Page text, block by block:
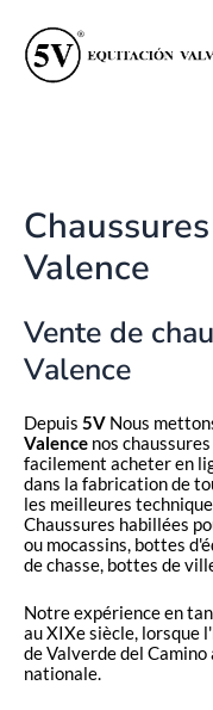
contenu
Valence
Vente de
Valence
Depuis 5V Nous
Valence nos
facilement acheter en
dans la fabrication de
les meilleures
Chaussures habillées
ou mocassins, bottes
de chasse, bottes de
Notre expérience en
au XIXe siècle, lorsque
de Valverde del
nationale.